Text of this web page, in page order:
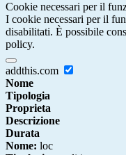
Cookie necessari per il
I cookie necessari per il
disabilitati. È possibile
policy.
addthis.com
Nome
Tipologia
Proprieta
Descrizione
Durata
Nome: loc